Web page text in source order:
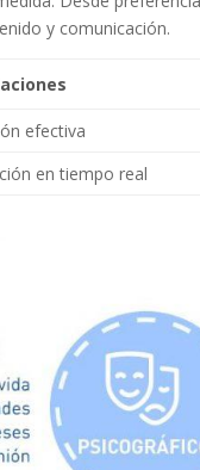
y ⁢comunicación.
efectiva
en tiempo real